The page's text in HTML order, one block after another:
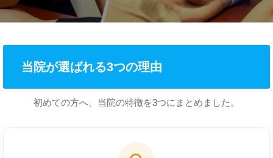
当院が選ばれる3つの理由
初めての方へ、当院の特徴を3つにまとめました。